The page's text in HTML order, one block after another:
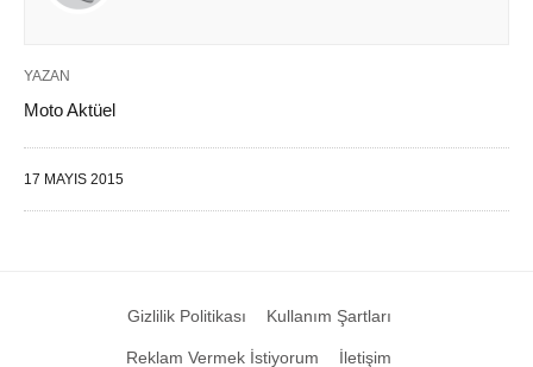
YAZAN
Moto Aktüel
17 MAYIS 2015
Gizlilik Politikası Kullanım Şartları
Reklam Vermek İstiyorum İletişim